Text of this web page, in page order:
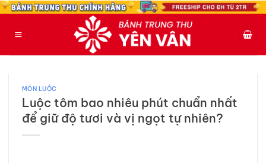
Bỏ
MÓN LUỘC
Luộc tôm bao nhiêu phút chuẩn nhất
để giữ độ tươi và vị ngọt tự nhiên?